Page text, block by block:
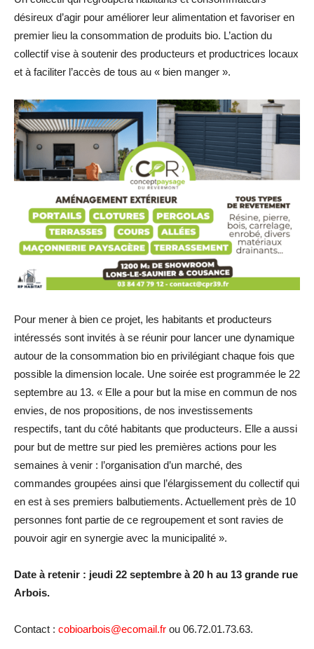
désireux d’agir pour améliorer leur alimentation et favoriser en
premier lieu la consommation de produits bio. L’action du
collectif vise à soutenir des producteurs et productrices locaux
et à faciliter l’accès de tous au « bien manger ».
Pour mener à bien ce projet, les habitants et producteurs
intéressés sont invités à se réunir pour lancer une dynamique
autour de la consommation bio en privilégiant chaque fois que
possible la dimension locale. Une soirée est programmée le 22
septembre au 13. « Elle a pour but la mise en commun de nos
envies, de nos propositions, de nos investissements
respectifs, tant du côté habitants que producteurs. Elle a aussi
pour but de mettre sur pied les premières actions pour les
semaines à venir : l’organisation d’un marché, des
commandes groupées ainsi que l’élargissement du collectif qui
en est à ses premiers balbutiements. Actuellement près de 10
personnes font partie de ce regroupement et sont ravies de
pouvoir agir en synergie avec la municipalité ».
Date à retenir : jeudi 22 septembre à 20 h au 13 grande rue
Arbois.
Contact : cobioarbois@ecomail.fr ou 06.72.01.73.63.